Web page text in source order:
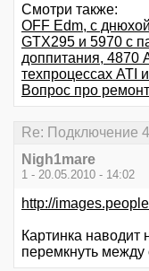
Смотри также:
OFF Edm, с
GTX295 и 5970 с
доппитания, 4870
техпроцессах ATI
Вопрос про
Re: Подключение
Nigh1mare
1 - 20.05.2010 - 14:02
http://
Картинка наводит
перемкнуть